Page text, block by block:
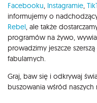
Facebooku, Instagramie,
informujemy o
Rebel, ale także
programów na żywo,
prowadzimy jeszcze
fabularnych.
Graj, baw się i odkrywaj
buszowania wśród naszych